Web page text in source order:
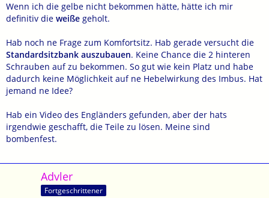
Wenn ich die gelbe nicht bekommen hätte, hätte ich mir
definitiv die weiße geholt.
Hab noch ne Frage zum Komfortsitz. Hab gerade versucht die
Standardsitzbank auszubauen. Keine Chance die 2 hinteren
Schrauben auf zu bekommen. So gut wie kein Platz und habe
dadurch keine Möglichkeit auf ne Hebelwirkung des Imbus. Hat
jemand ne Idee?
Hab ein Video des Engländers gefunden, aber der hats
irgendwie geschafft, die Teile zu lösen. Meine sind
bombenfest.
Advler
Fortgeschrittener